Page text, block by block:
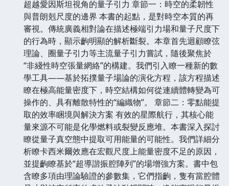
超越愛因斯坦視角的量子引力 章節一：時空的柔韌性
與普朗剋尺度的邊界 本書的起點，是對時空本質的再
審視。傳統廣義相對論在描述極端引力場和量子尺度下
的行為時，顯示齣明顯的解析斷裂。本章首先迴顧瞭弦
理論、圈量子引力等主流量子引力嘗試，隨後聚焦於
“非綫性時空張量網絡”的構建。我們引入瞭一種新的數
學工具——基於拓撲量子場論的演化方程，該方程描述
瞭在極高能量密度下，時空結構如何從連續體轉變為可
操作的、具有離散特性的“編織物”。 章節二：零點能提
取的效率睏境與解決方案 有效的星際航行，其核心能
量來源不可能是化學燃料或裂變反應堆。本書深入探討
瞭從量子真空態中提取可用能量的可能性。我們詳細分
析瞭卡西米爾效應在宏觀尺度上能量密度不足的原因，
並提齣瞭基於“超導諧振腔陣列”的場增強方案。書中包
含瞭多項由理論驗證的參數集，它們指齣，隻有當腔體